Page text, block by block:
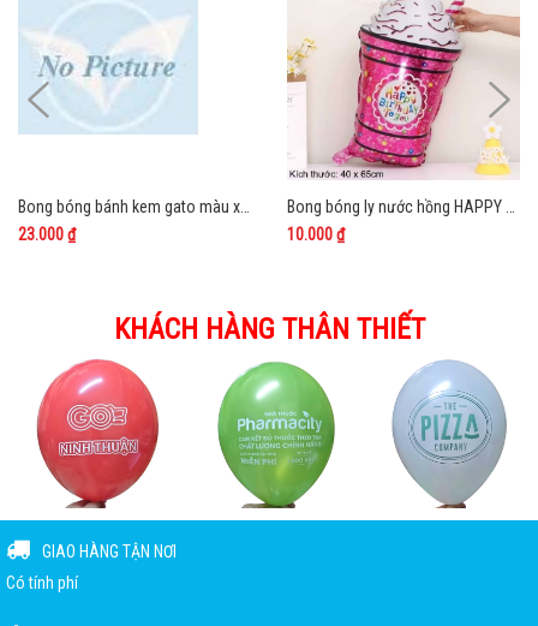
23.000 ₫
10.000 ₫
KHÁCH HÀNG THÂN THIẾT
GIAO HÀNG TẬN NƠI
Có tính phí